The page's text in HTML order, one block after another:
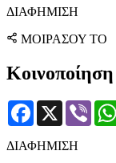
ΔΙΑΦΗΜΙΣΗ
ΜΟΙΡΑΣΟΥ ΤΟ
Facebook
X Viber
ΔΙΑΦΗΜΙΣΗ